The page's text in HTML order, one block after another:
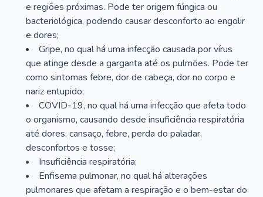
e regiões próximas. Pode ter origem fúngica ou
bacteriológica, podendo causar desconforto ao engolir
e dores;
Gripe, no qual há uma infecção causada por vírus
que atinge desde a garganta até os pulmões. Pode ter
como sintomas febre, dor de cabeça, dor no corpo e
nariz entupido;
COVID-19, no qual há uma infecção que afeta todo
o organismo, causando desde insuficiência respiratória
até dores, cansaço, febre, perda do paladar,
desconfortos e tosse;
Insuficiência respiratória;
Enfisema pulmonar, no qual há alterações
pulmonares que afetam a respiração e o bem-estar do